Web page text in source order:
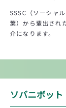
SSSC（ソーシャ
葉）から輩出され
介になります。
ソバニボット